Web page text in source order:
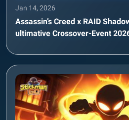
Jan 14, 2026
Assassin’s Creed x RAID
ultimative Crossover-Event